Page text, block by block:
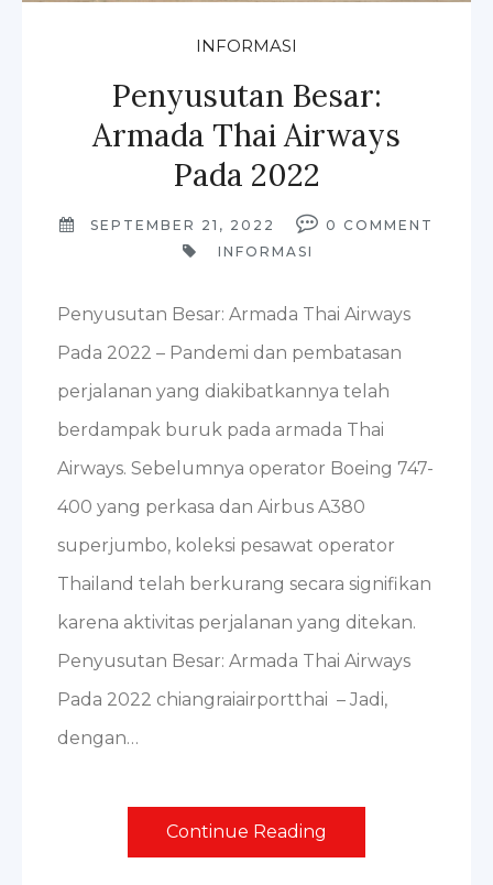
INFORMASI
Penyusutan Besar:
Armada Thai Airways
Pada 2022
SEPTEMBER 21, 2022 0 COMMENT
INFORMASI
Penyusutan Besar: Armada Thai Airways
Pada 2022 – Pandemi dan pembatasan
perjalanan yang diakibatkannya telah
berdampak buruk pada armada Thai
Airways. Sebelumnya operator Boeing 747-
400 yang perkasa dan Airbus A380
superjumbo, koleksi pesawat operator
Thailand telah berkurang secara signifikan
karena aktivitas perjalanan yang ditekan.
Penyusutan Besar: Armada Thai Airways
Pada 2022 chiangraiairportthai – Jadi,
dengan…
Continue Reading